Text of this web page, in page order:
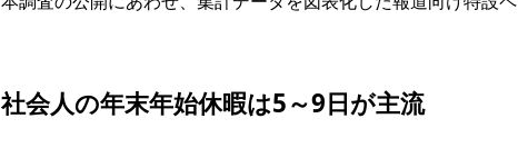
社会人の年末年始休暇は5～9日が主流